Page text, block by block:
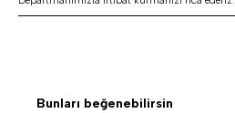
Bunları beğenebilirsin